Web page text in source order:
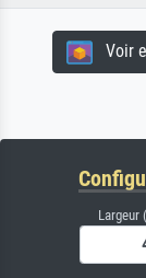
Voir
Largeur